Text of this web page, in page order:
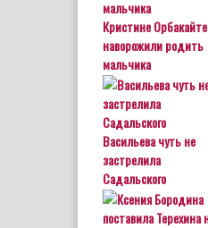
Кристине Орбакайте
наворожили родить
мальчика
Васильева чуть не
застрелила
Садальского